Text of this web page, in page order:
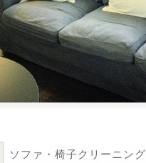
ソファ・椅子クリーニング